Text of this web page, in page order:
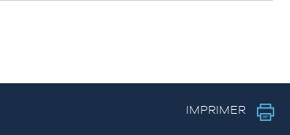
IMPRIMER